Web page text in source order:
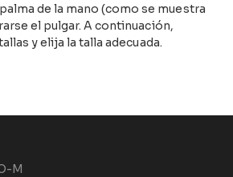
de la mano (como se muestra
el pulgar. A continuación,
y elija la talla adecuada.
M